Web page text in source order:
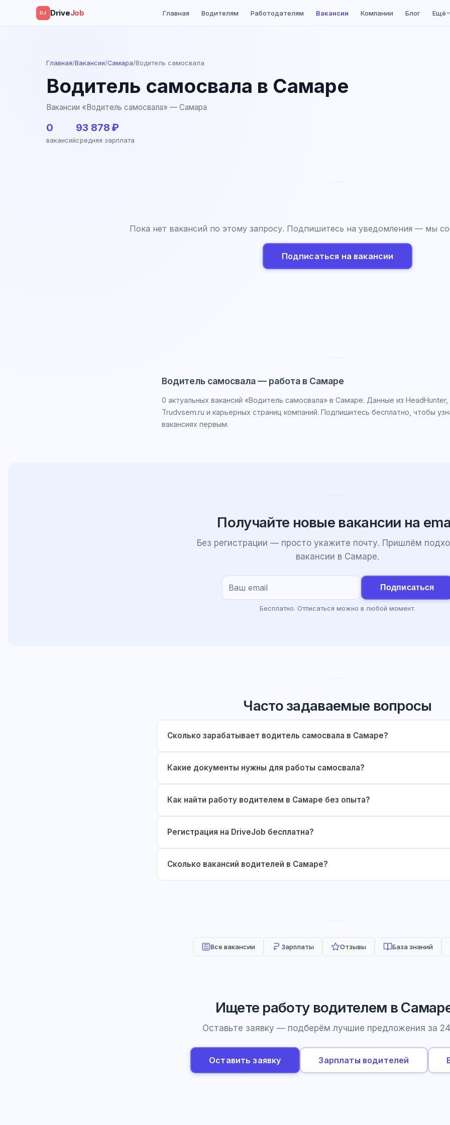
DJ DriveJob Главная Водителям Работодателям Вакансии Компании Блог Ещё
Главная/Вакансии/Самара/Водитель самосвала
Водитель самосвала в Самаре
Вакансии «Водитель самосвала» — Самара
0
вакансий
93 878 ₽
средняя зарплата
Пока нет вакансий по этому запросу. Подпишитесь на уведомления — мы
Подписаться на вакансии
Водитель самосвала — работа в Самаре
0 актуальных вакансий «Водитель самосвала» в Самаре. Данные из HeadHunter,
Trudvsem.ru и карьерных страниц компаний. Подпишитесь бесплатно, чтобы
вакансиях первым.
Получайте новые вакансии на
Без регистрации — просто укажите почту. Пришлём
вакансии в Самаре.
Подписаться
Бесплатно. Отписаться можно в любой момент.
Часто задаваемые вопросы
Сколько зарабатывает водитель самосвала в Самаре?
Какие документы нужны для работы самосвала?
Как найти работу водителем в Самаре без опыта?
Регистрация на DriveJob бесплатна?
Сколько вакансий водителей в Самаре?
Все вакансии Зарплаты Отзывы База знаний
Ищете работу водителем в
Оставьте заявку — подберём лучшие предложения за
Оставить заявку Зарплаты водителей